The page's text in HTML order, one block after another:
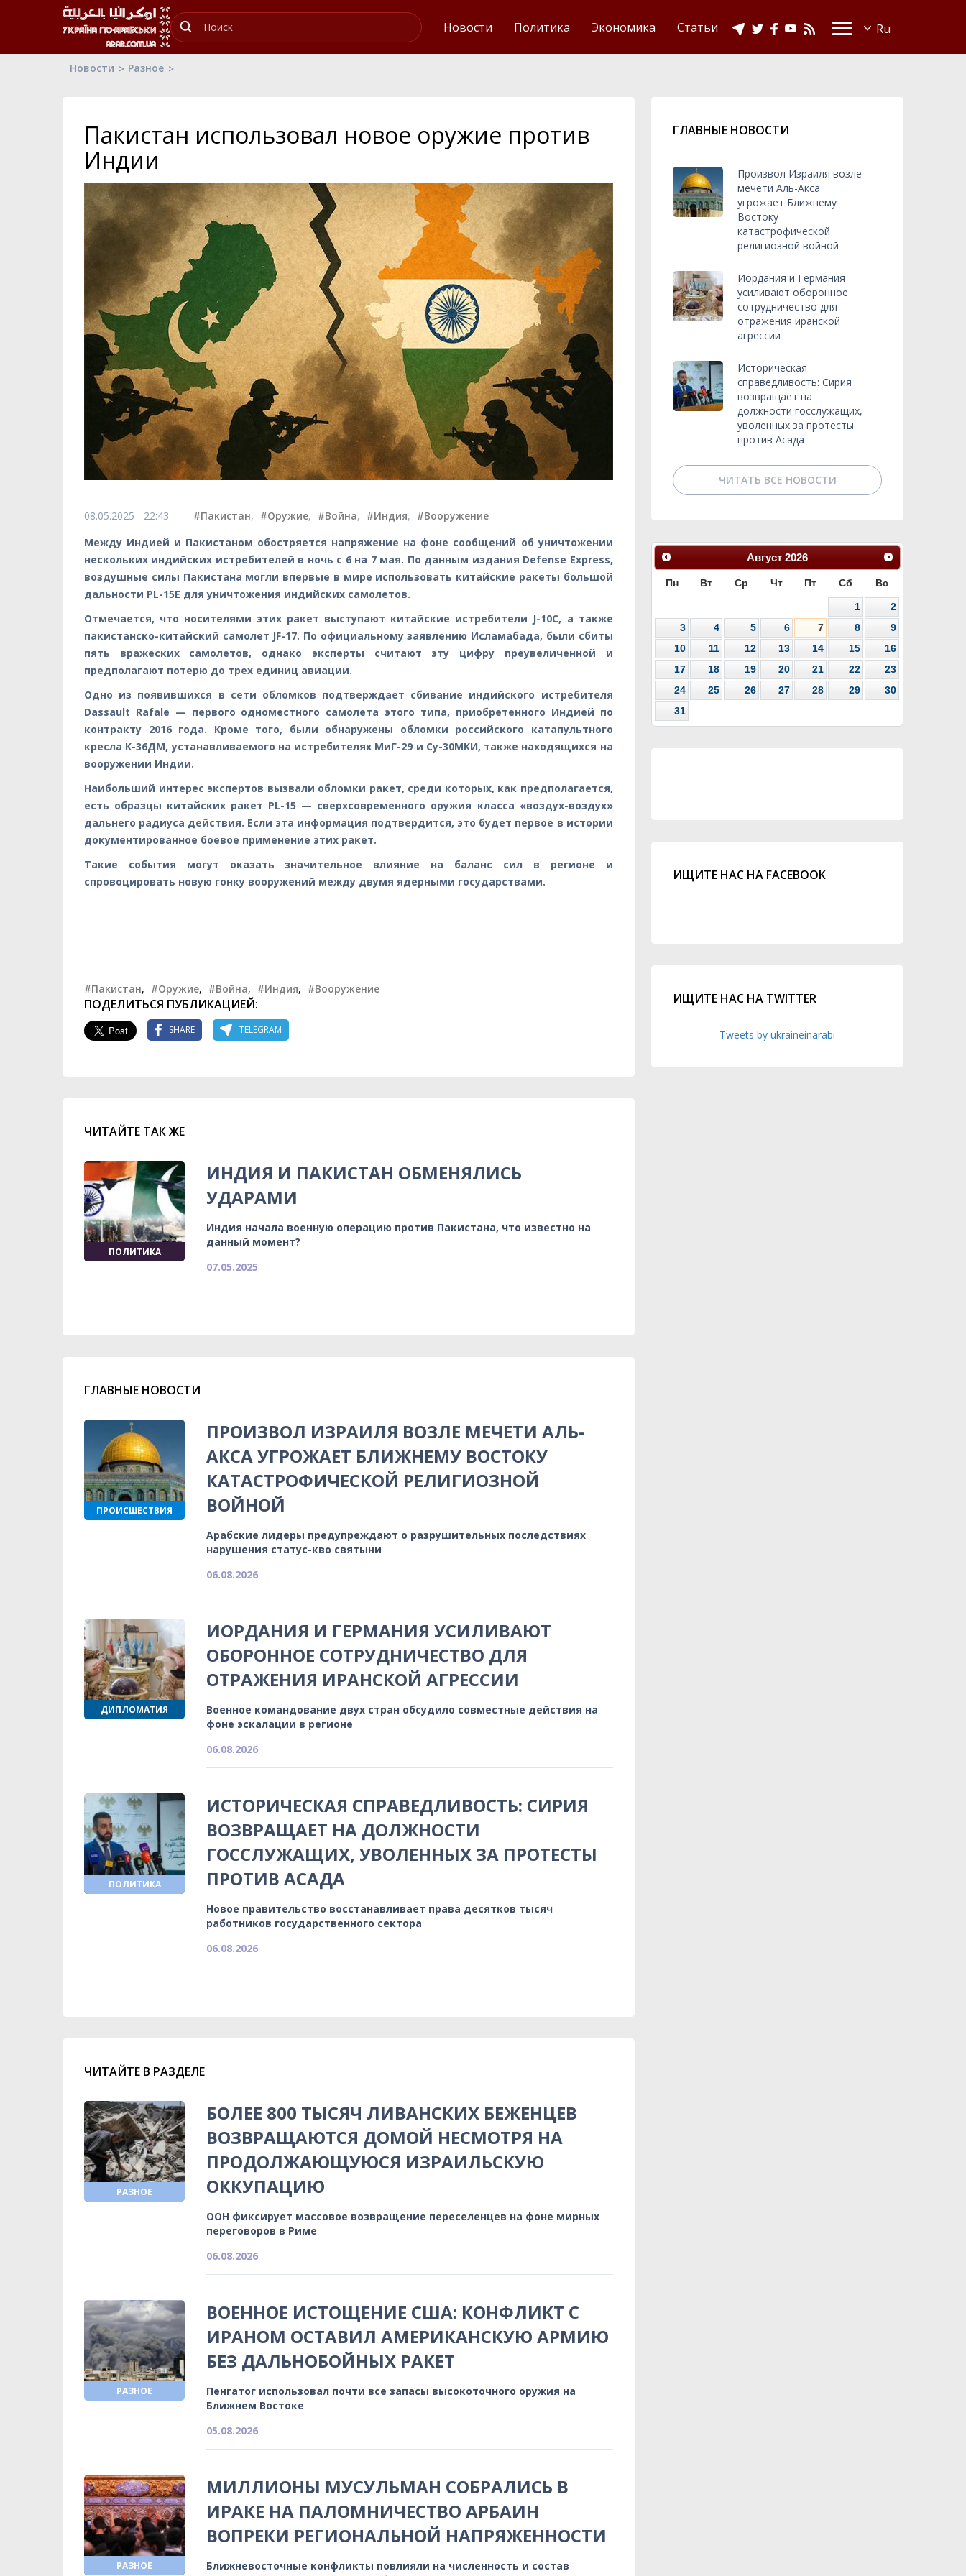
Новости Политика Экономика Статьи
Новости Разное
Пакистан использовал новое оружие против
Индии
08.05.2025 - 22:43 #Пакистан, #Оружие, #Война, #Индия, #Вооружение
Между Индией и Пакистаном обостряется напряжение на фоне сообщений об уничтожении
нескольких индийских истребителей в ночь с 6 на 7 мая. По данным издания Defense Express,
воздушные силы Пакистана могли впервые в мире использовать китайские ракеты большой
дальности PL-15E для уничтожения индийских самолетов.
Отмечается, что носителями этих ракет выступают китайские истребители J-10C, а также
пакистанско-китайский самолет JF-17. По официальному заявлению Исламабада, были сбиты
пять вражеских самолетов, однако эксперты считают эту цифру преувеличенной и
предполагают потерю до трех единиц авиации.
Одно из появившихся в сети обломков подтверждает сбивание индийского истребителя
Dassault Rafale — первого одноместного самолета этого типа, приобретенного Индией по
контракту 2016 года. Кроме того, были обнаружены обломки российского катапультного
кресла К-36ДМ, устанавливаемого на истребителях МиГ-29 и Су-30МКИ, также находящихся на
вооружении Индии.
Наибольший интерес экспертов вызвали обломки ракет, среди которых, как предполагается,
есть образцы китайских ракет PL-15 — сверхсовременного оружия класса «воздух-воздух»
дальнего радиуса действия. Если эта информация подтвердится, это будет первое в истории
документированное боевое применение этих ракет.
Такие события могут оказать значительное влияние на баланс сил в регионе и
спровоцировать новую гонку вооружений между двумя ядерными государствами.
#Пакистан, #Оружие, #Война, #Индия, #Вооружение
ПОДЕЛИТЬСЯ ПУБЛИКАЦИЕЙ:
SHARE TELEGRAM
ЧИТАЙТЕ ТАК ЖЕ
ПОЛИТИКА
ИНДИЯ И ПАКИСТАН ОБМЕНЯЛИСЬ
УДАРАМИ
Индия начала военную операцию против Пакистана, что известно на
данный момент?
07.05.2025
ГЛАВНЫЕ НОВОСТИ
ПРОИСШЕСТВИЯ
ПРОИЗВОЛ ИЗРАИЛЯ ВОЗЛЕ МЕЧЕТИ АЛЬ-
АКСА УГРОЖАЕТ БЛИЖНЕМУ ВОСТОКУ
КАТАСТРОФИЧЕСКОЙ РЕЛИГИОЗНОЙ
ВОЙНОЙ
Арабские лидеры предупреждают о разрушительных последствиях
нарушения статус-кво святыни
06.08.2026
ДИПЛОМАТИЯ
ИОРДАНИЯ И ГЕРМАНИЯ УСИЛИВАЮТ
ОБОРОННОЕ СОТРУДНИЧЕСТВО ДЛЯ
ОТРАЖЕНИЯ ИРАНСКОЙ АГРЕССИИ
Военное командование двух стран обсудило совместные действия на
фоне эскалации в регионе
06.08.2026
ПОЛИТИКА
ИСТОРИЧЕСКАЯ СПРАВЕДЛИВОСТЬ: СИРИЯ
ВОЗВРАЩАЕТ НА ДОЛЖНОСТИ
ГОССЛУЖАЩИХ, УВОЛЕННЫХ ЗА ПРОТЕСТЫ
ПРОТИВ АСАДА
Новое правительство восстанавливает права десятков тысяч
работников государственного сектора
06.08.2026
ЧИТАЙТЕ В РАЗДЕЛЕ
РАЗНОЕ
БОЛЕЕ 800 ТЫСЯЧ ЛИВАНСКИХ БЕЖЕНЦЕВ
ВОЗВРАЩАЮТСЯ ДОМОЙ НЕСМОТРЯ НА
ПРОДОЛЖАЮЩУЮСЯ ИЗРАИЛЬСКУЮ
ОККУПАЦИЮ
ООН фиксирует массовое возвращение переселенцев на фоне мирных
переговоров в Риме
06.08.2026
РАЗНОЕ
ВОЕННОЕ ИСТОЩЕНИЕ США: КОНФЛИКТ С
ИРАНОМ ОСТАВИЛ АМЕРИКАНСКУЮ АРМИЮ
БЕЗ ДАЛЬНОБОЙНЫХ РАКЕТ
Пенгатог использовал почти все запасы высокоточного оружия на
Ближнем Востоке
05.08.2026
РАЗНОЕ
МИЛЛИОНЫ МУСУЛЬМАН СОБРАЛИСЬ В
ИРАКЕ НА ПАЛОМНИЧЕСТВО АРБАИН
ВОПРЕКИ РЕГИОНАЛЬНОЙ НАПРЯЖЕННОСТИ
Ближневосточные конфликты повлияли на численность и состав
ГЛАВНЫЕ НОВОСТИ
Произвол Израиля возле
мечети Аль-Акса
угрожает Ближнему
Востоку
катастрофической
религиозной войной
Иордания и Германия
усиливают оборонное
сотрудничество для
отражения иранской
агрессии
Историческая
справедливость: Сирия
возвращает на
должности госслужащих,
уволенных за протесты
против Асада
ЧИТАТЬ ВСЕ НОВОСТИ
Август 2026
Пн Вт Ср Чт Пт Сб Вс
1
2
3
4 5 6 7 8
9
10
11 12 13 14 15
16
17
18 19 20 21 22
23
24
25 26 27 28 29
30
31
ИЩИТЕ НАС НА FACEBOOK
ИЩИТЕ НАС НА TWITTER
Tweets by ukraineinarabi